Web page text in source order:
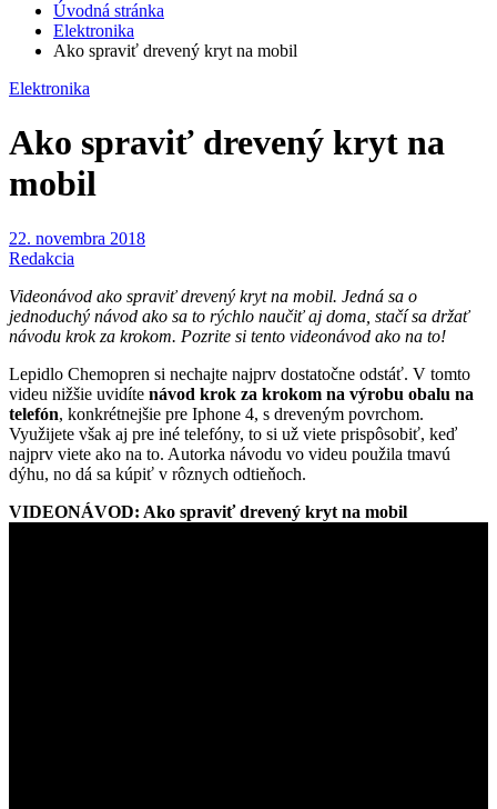
Úvodná stránka
Elektronika
Ako spraviť drevený kryt na mobil
Elektronika
Ako spraviť drevený kryt na
mobil
22. novembra 2018
Redakcia
Videonávod ako spraviť drevený kryt na mobil. Jedná sa o
jednoduchý návod ako sa to rýchlo naučiť aj doma, stačí sa držať
návodu krok za krokom. Pozrite si tento videonávod ako na to!
Lepidlo Chemopren si nechajte najprv dostatočne odstáť. V tomto
videu nižšie uvidíte návod krok za krokom na výrobu obalu na
telefón, konkrétnejšie pre Iphone 4, s dreveným povrchom.
Využijete však aj pre iné telefóny, to si už viete prispôsobiť, keď
najprv viete ako na to. Autorka návodu vo videu použila tmavú
dýhu, no dá sa kúpiť v rôznych odtieňoch.
VIDEONÁVOD: Ako spraviť drevený kryt na mobil